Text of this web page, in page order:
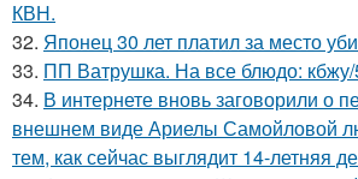
КВН.
32. Японец 30 лет платил за место
33. ПП Ватрушка. На все блюдо:
34. В интернете вновь заговорили о
внешнем виде Ариелы Самойловой
тем, как сейчас выглядит 14-летняя